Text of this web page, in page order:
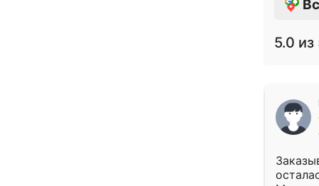
5.0 из